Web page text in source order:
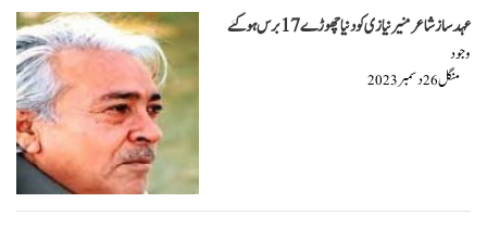
عہد ساز شاعر منیر نیازی کو دنیا چھوڑے 17 برس ہو گئے
وجود
منگل26دسمبر2023